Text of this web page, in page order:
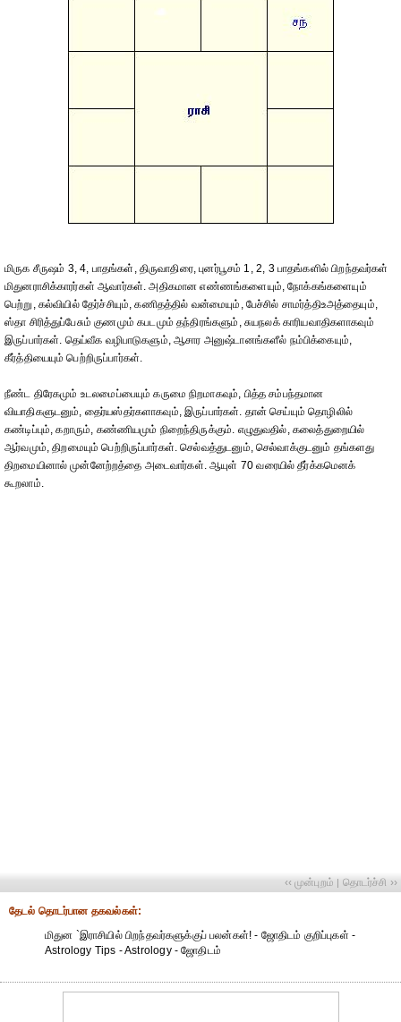
மிருக சீருஷம் 3, 4, பாதங்கள், திருவாதிரை, புனர்பூசம் 1, 2, 3 பாதங்களில் பிறந்தவர்கள்
மிதுனராசிக்காரர்கள் ஆவார்கள். அதிகமான எண்ணங்களையும், நோக்கங்களையும்
பெற்று, கல்வியில் தேர்ச்சியும், கணிதத்தில் வன்மையும், பேச்சில் சாமர்த்திஉஅத்தையும்,
ஸ்தா சிரித்துப்பேசும் குணமும் கபடமும் தந்திரங்களும், சுயநலக் காரியவாதிகளாகவும்
இருப்பார்கள். தெய்வீக வழிபாடுகளும், ஆசார அனுஷ்டானங்களீல் நம்பிக்கையும்,
கீர்த்தியையும் பெற்றிருப்பார்கள்.
நீண்ட திரேகமும் உடலமைப்பையும் கருமை நிறமாகவும், பித்த சம்பந்தமான
வியாதிகளுடனும், தைர்யஸ்தர்களாகவும், இருப்பார்கள். தான் செய்யும் தொழிலில்
கண்டிப்பும், கறாரும், கண்ணியமும் நிறைந்திருக்கும். எழுதுவதில், கலைத்துறையில்
ஆர்வமும், திறமையும் பெற்றிருப்பார்கள். செல்வத்துடனும், செல்வாக்குடனும் தங்களது
திறமையினால் முன்னேற்றத்தை அடைவார்கள். ஆயுள் 70 வரையில் தீர்க்கமெனக்
கூறலாம்.
‹‹ முன்புறம் | தொடர்ச்சி ››
தேட‌ல் தொட‌ர்பான தகவ‌ல்க‌ள்:
மிதுன `இராசியில் பிறந்தவர்களுக்குப் பலன்கள்! - ஜோதிடம் குறிப்புகள் -
Astrology Tips - Astrology - ஜோதிடம்